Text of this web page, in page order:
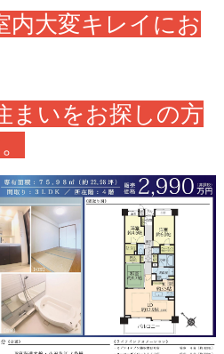
内大変キレイにお
まいをお探しの方